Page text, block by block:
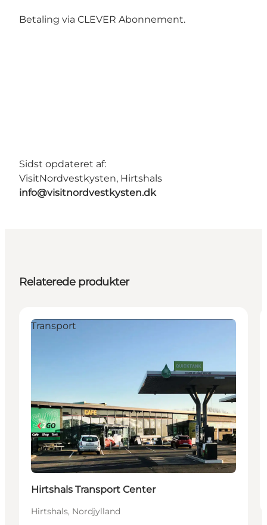
Betaling via CLEVER Abonnement.
Sidst opdateret af:
VisitNordvestkysten, Hirtshals
info@visitnordvestkysten.dk
Relaterede produkter
Transport
Hirtshals Transport Center
Hirtshals, Nordjylland